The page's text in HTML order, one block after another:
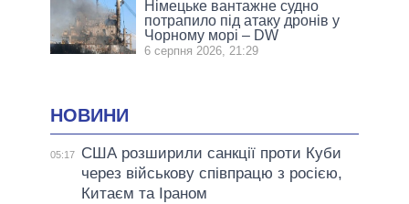
Німецьке вантажне судно
потрапило під атаку дронів у
Чорному морі – DW
6 серпня 2026, 21:29
НОВИНИ
05:17
США розширили санкції проти Куби
через військову співпрацю з росією,
Китаєм та Іраном